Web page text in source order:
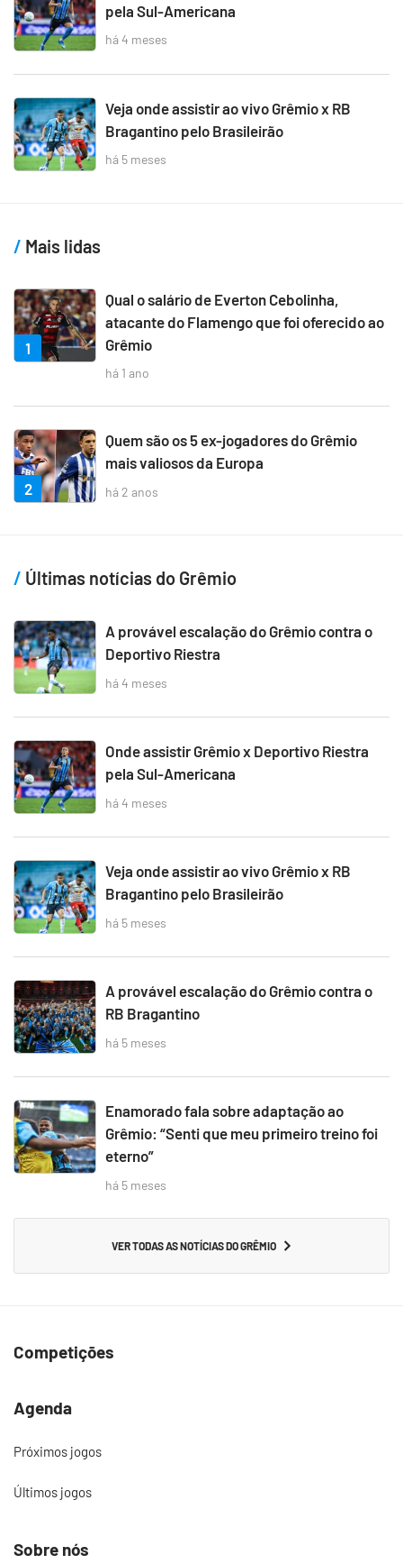
pela Sul-Americana
há 4 meses
Veja onde assistir ao vivo Grêmio x RB
Bragantino pelo Brasileirão
há 5 meses
Mais lidas
1
Qual o salário de Everton Cebolinha,
atacante do Flamengo que foi oferecido ao
Grêmio
há 1 ano
2
Quem são os 5 ex-jogadores do Grêmio
mais valiosos da Europa
há 2 anos
Últimas notícias do Grêmio
A provável escalação do Grêmio contra o
Deportivo Riestra
há 4 meses
Onde assistir Grêmio x Deportivo Riestra
pela Sul-Americana
há 4 meses
Veja onde assistir ao vivo Grêmio x RB
Bragantino pelo Brasileirão
há 5 meses
A provável escalação do Grêmio contra o
RB Bragantino
há 5 meses
Enamorado fala sobre adaptação ao
Grêmio: “Senti que meu primeiro treino foi
eterno”
há 5 meses
VER TODAS AS NOTÍCIAS DO GRÊMIO
Competições
Agenda
Próximos jogos
Últimos jogos
Sobre nós